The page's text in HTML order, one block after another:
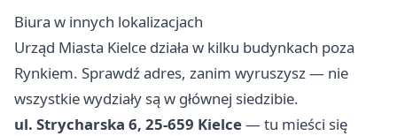
Biura w innych lokalizacjach
Urząd Miasta Kielce działa w kilku budynkach poza
Rynkiem. Sprawdź adres, zanim wyruszysz — nie
wszystkie wydziały są w głównej siedzibie.
ul. Strycharska 6, 25-659 Kielce— tu mieści się